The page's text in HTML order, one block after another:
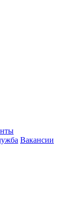
Вакансии